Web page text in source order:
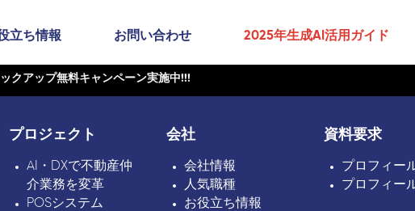
立ち情報 お問い合わせ 2025年生成AI活用ガイド
クアップ無料キャンペーン実施中!!!
プロジェクト
AI・DXで不動産仲
介業務を変革
POSシステム
会社
会社情報
人気職種
お役立ち情報
資料要求
プロフィー
プロフィー